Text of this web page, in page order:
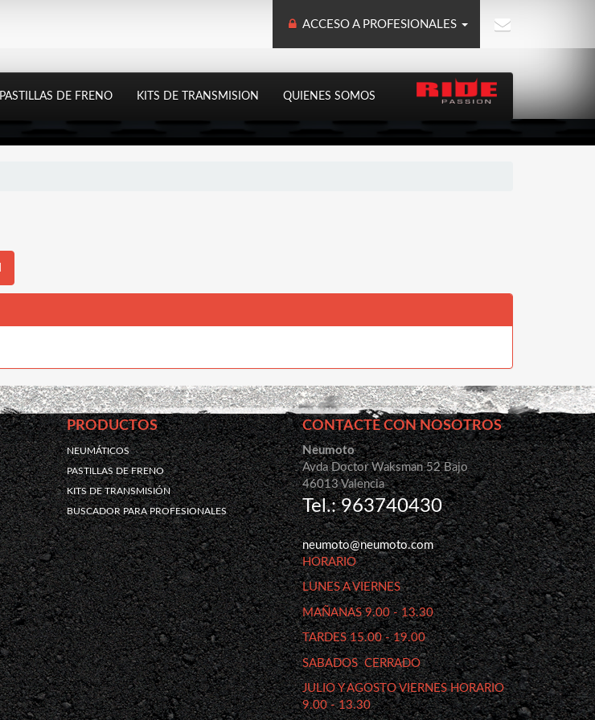
ACCESO A PROFESIONALES
PASTILLAS DE FRENO KITS DE TRANSMISION QUIENES SOMOS
PRODUCTOS
NEUMÁTICOS
PASTILLAS DE FRENO
KITS DE TRANSMISIÓN
BUSCADOR PARA PROFESIONALES
CONTACTE CON NOSOTROS
Neumoto
Avda Doctor Waksman 52 Bajo
46013 Valencia
Tel.: 963740430
neumoto@neumoto.com
HORARIO
LUNES A VIERNES
MAÑANAS 9.00 - 13.30
TARDES 15.00 - 19.00
SABADOS CERRADO
JULIO Y AGOSTO VIERNES HORARIO
9.00 - 13.30